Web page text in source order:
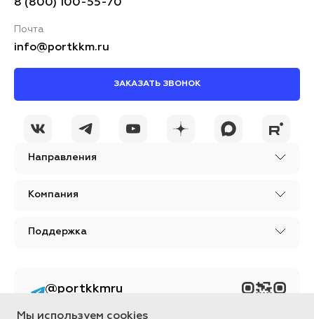
Направления
Компания
Поддержка
8 (800) 100-55-70
Почта
info@portkkm.ru
ЗАКАЗАТЬ ЗВОНОК
@portkkmru
Мы используем cookies